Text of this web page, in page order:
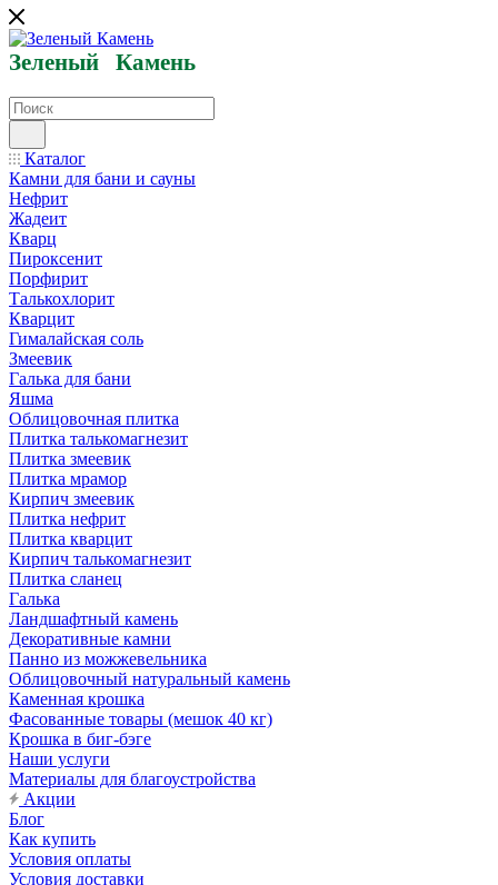
Зеленый Камень
Каталог
Камни для бани и сауны
Нефрит
Жадеит
Кварц
Пироксенит
Порфирит
Талькохлорит
Кварцит
Гималайская соль
Змеевик
Галька для бани
Яшма
Облицовочная плитка
Плитка талькомагнезит
Плитка змеевик
Плитка мрамор
Кирпич змеевик
Плитка нефрит
Плитка кварцит
Кирпич талькомагнезит
Плитка сланец
Галька
Ландшафтный камень
Декоративные камни
Панно из можжевельника
Облицовочный натуральный камень
Каменная крошка
Фасованные товары (мешок 40 кг)
Крошка в биг-бэге
Наши услуги
Материалы для благоустройства
Акции
Блог
Как купить
Условия оплаты
Условия доставки